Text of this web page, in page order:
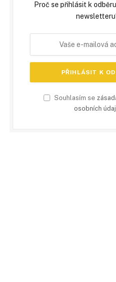
Proč se přihlásit k
Souhlasím se
osobních